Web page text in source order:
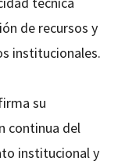
de recursos y
institucionales.
su
continua del
institucional y